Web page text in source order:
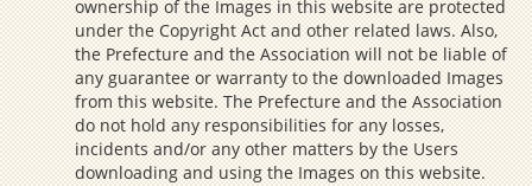
ownership of the Images in this website are protected
under the Copyright Act and other related laws. Also,
the Prefecture and the Association will not be liable of
any guarantee or warranty to the downloaded Images
from this website. The Prefecture and the Association
do not hold any responsibilities for any losses,
incidents and/or any other matters by the Users
downloading and using the Images on this website.